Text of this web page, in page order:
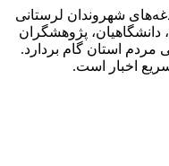
شهروندان لرستانی
دانشگاهیان، پژوهشگران
مردم استان گام بردارد.
اخبار است.